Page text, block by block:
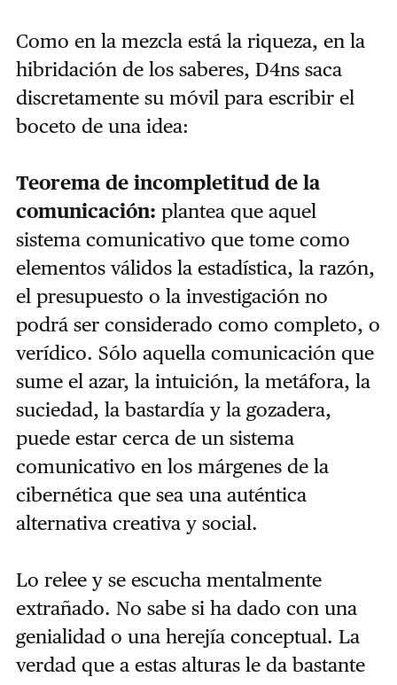
Como en la mezcla está la riqueza, en la
hibridación de los saberes, D4ns saca
discretamente su móvil para escribir el
boceto de una idea:
Teorema de incompletitud de la
comunicación: plantea que aquel
sistema comunicativo que tome como
elementos válidos la estadística, la razón,
el presupuesto o la investigación no
podrá ser considerado como completo, o
verídico. Sólo aquella comunicación que
sume el azar, la intuición, la metáfora, la
suciedad, la bastardía y la gozadera,
puede estar cerca de un sistema
comunicativo en los márgenes de la
cibernética que sea una auténtica
alternativa creativa y social.
Lo relee y se escucha mentalmente
extrañado. No sabe si ha dado con una
genialidad o una herejía conceptual. La
verdad que a estas alturas le da bastante